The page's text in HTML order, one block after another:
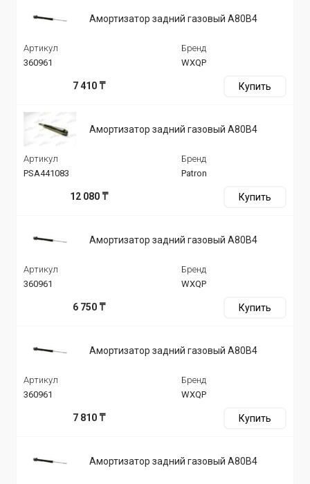
Амортизатор задний газовый A80B4
Артикул
360961
Бренд
WXQP
7 410 ₸ Купить
Амортизатор задний газовый A80B4
Артикул
PSA441083
Бренд
Patron
12 080 ₸ Купить
Амортизатор задний газовый A80B4
Артикул
360961
Бренд
WXQP
6 750 ₸ Купить
Амортизатор задний газовый A80B4
Артикул
360961
Бренд
WXQP
7 810 ₸ Купить
Амортизатор задний газовый A80B4